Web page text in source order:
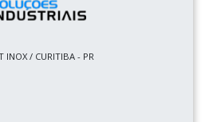
INOX / CURITIBA - PR